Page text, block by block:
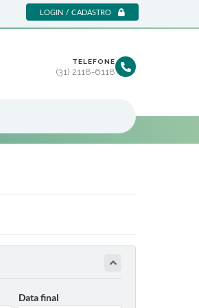
LOGIN / CADASTRO
TELEFONE
(31) 2118-6118
Data final